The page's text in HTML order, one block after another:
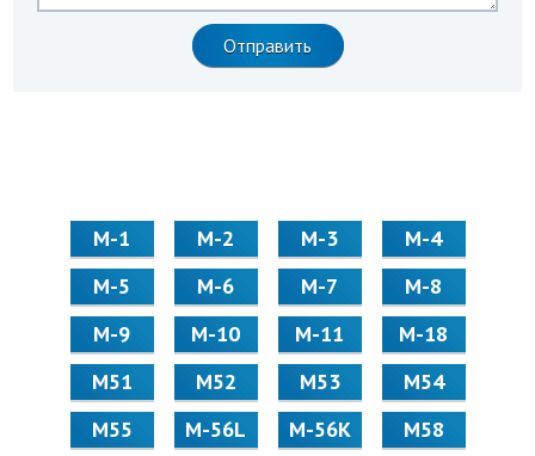
М-1 М-2 М-3
М-4
М-5
М-6 М-7
М-8
М-9
М-10 М-11
М-18
М51
М52 М53
М54
М55
M-56L M-56K
М58